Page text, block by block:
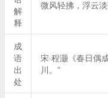
解
释
微风轻拂，浮云
成
语
出
处
宋·程灏《春日偶
川。”